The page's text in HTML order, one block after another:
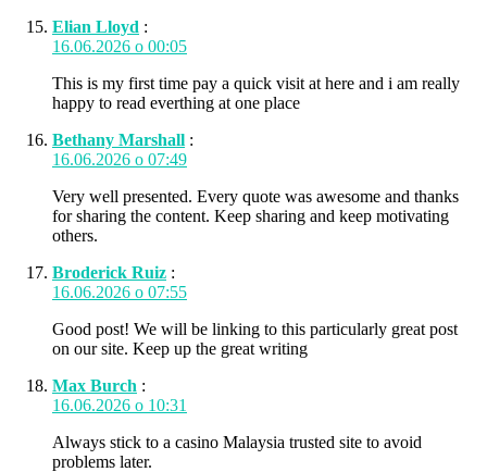
Elian Lloyd :
16.06.2026 о 00:05
This is my first time pay a quick visit at here and i am really
happy to read everthing at one place
Bethany Marshall :
16.06.2026 о 07:49
Very well presented. Every quote was awesome and thanks
for sharing the content. Keep sharing and keep motivating
others.
Broderick Ruiz :
16.06.2026 о 07:55
Good post! We will be linking to this particularly great post
on our site. Keep up the great writing
Max Burch :
16.06.2026 о 10:31
Always stick to a casino Malaysia trusted site to avoid
problems later.